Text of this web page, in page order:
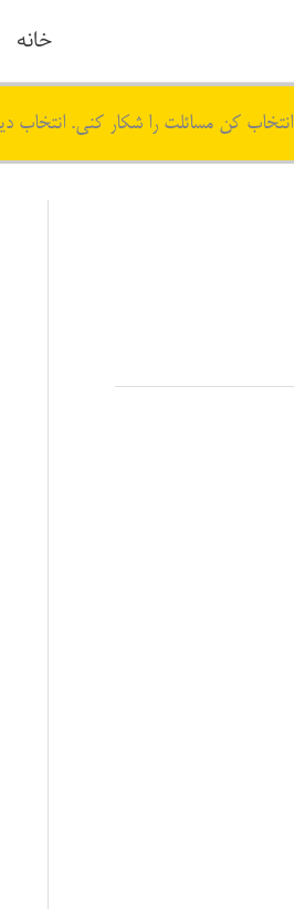
خانه
انتخاب کن مسائلت را شکار کنی. انتخاب